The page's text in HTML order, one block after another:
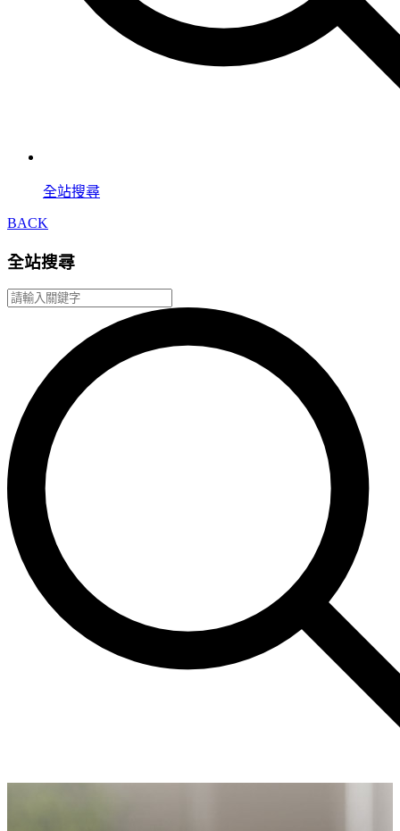
全站搜尋
BACK
全站搜尋